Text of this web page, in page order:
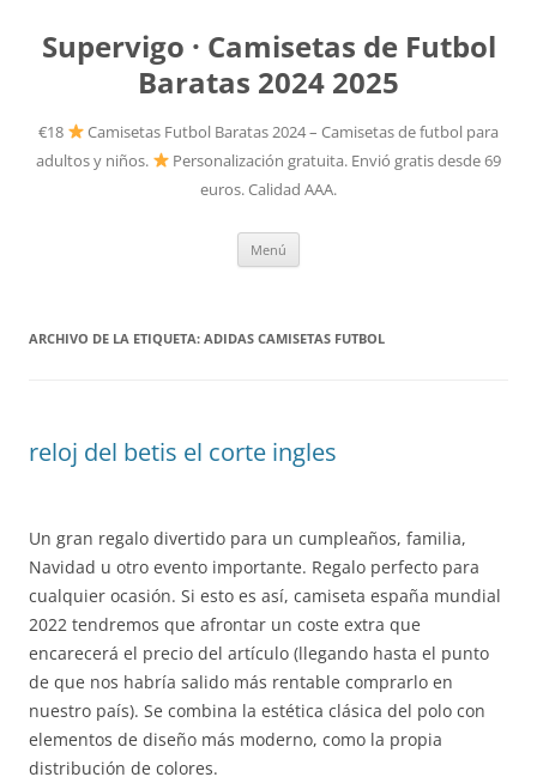
Supervigo · Camisetas de Futbol
Baratas 2024 2025
€18
Camisetas Futbol Baratas 2024 – Camisetas de futbol para
adultos y niños.
Personalización gratuita. Envió gratis desde 69
euros. Calidad AAA.
Menú
ARCHIVO DE LA ETIQUETA: ADIDAS CAMISETAS FUTBOL
reloj del betis el corte ingles
Un gran regalo divertido para un cumpleaños, familia,
Navidad u otro evento importante. Regalo perfecto para
cualquier ocasión. Si esto es así, camiseta españa mundial
2022 tendremos que afrontar un coste extra que
encarecerá el precio del artículo (llegando hasta el punto
de que nos habría salido más rentable comprarlo en
nuestro país). Se combina la estética clásica del polo con
elementos de diseño más moderno, como la propia
distribución de colores.